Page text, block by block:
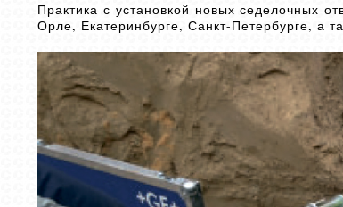
Практика с установкой новых седелочных
Орле, Екатеринбурге, Санкт-Петербурге, а